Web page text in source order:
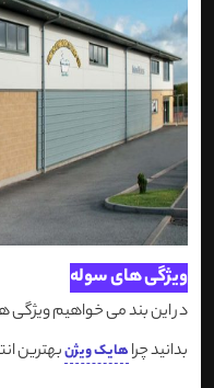
ویژگی های سوله
در این بند می خواهیم ویژگی
بدانید چراهایک ویژنبهترین